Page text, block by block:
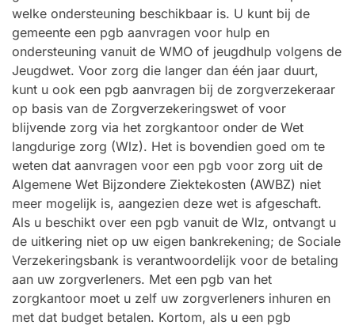
welke ondersteuning beschikbaar is. U kunt bij de
gemeente een pgb aanvragen voor hulp en
ondersteuning vanuit de WMO of jeugdhulp volgens de
Jeugdwet. Voor zorg die langer dan één jaar duurt,
kunt u ook een pgb aanvragen bij de zorgverzekeraar
op basis van de Zorgverzekeringswet of voor
blijvende zorg via het zorgkantoor onder de Wet
langdurige zorg (Wlz). Het is bovendien goed om te
weten dat aanvragen voor een pgb voor zorg uit de
Algemene Wet Bijzondere Ziektekosten (AWBZ) niet
meer mogelijk is, aangezien deze wet is afgeschaft.
Als u beschikt over een pgb vanuit de Wlz, ontvangt u
de uitkering niet op uw eigen bankrekening; de Sociale
Verzekeringsbank is verantwoordelijk voor de betaling
aan uw zorgverleners. Met een pgb van het
zorgkantoor moet u zelf uw zorgverleners inhuren en
met dat budget betalen. Kortom, als u een pgb